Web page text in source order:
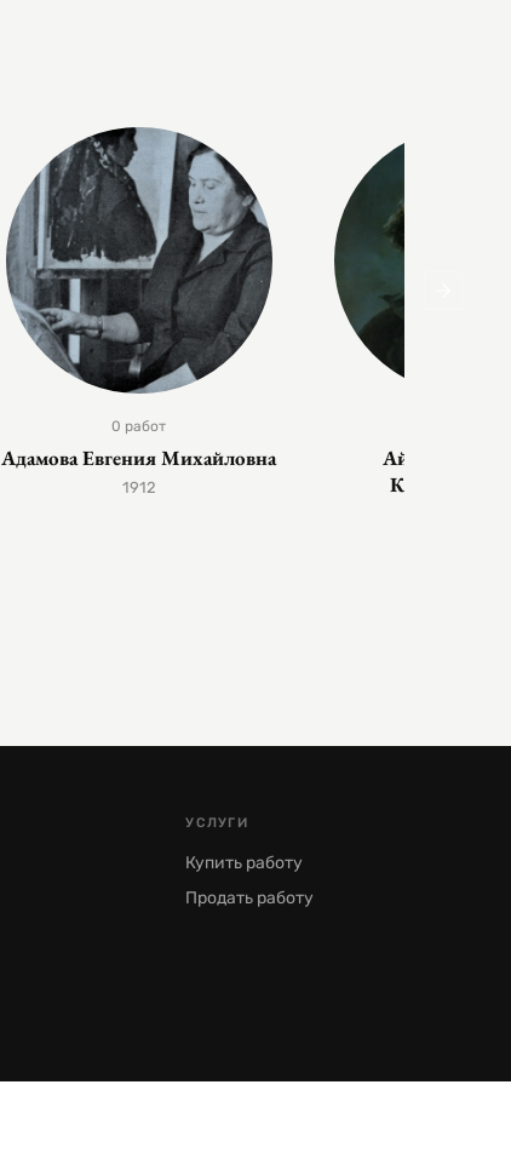
0 работ
Адамова Евгения Михайловна
1912
Айвазовский
УСЛУГИ
Купить работу
Продать работу